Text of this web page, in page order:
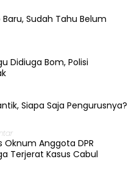
Sudah Tahu Belum
Didiuga Bom, Polisi
Siapa Saja Pengurusnya?
Oknum Anggota DPR
Terjerat Kasus Cabul